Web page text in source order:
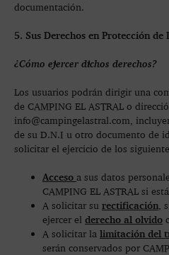
documentación.
5. Sus Derechos en Protección de
¿Cómo ejercer dichos derechos?
Los usuarios podrán dirigir una
de CAMPING EL ASTRAL o
info@campingelastral.com,
de su D.N.I u otro documento de
solicitar el ejercicio de los
Acceso a sus datos
CAMPING EL ASTRAL si
A solicitar su rectificación ,
ejercer el derecho al olvido
A solicitar la limitación del
serán conservados por